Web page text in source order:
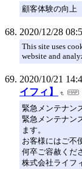
顧客体験の向上
2020/12/28
This site uses
website and
2020/10/21
イフィ】
緊急メンテナン
緊急メンテナン
ます。
お客様にはご不
何卒ご容赦くだ
株式会社ライフ